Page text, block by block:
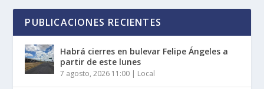
PUBLICACIONES RECIENTES
Habrá cierres en bulevar Felipe Ángeles a
partir de este lunes
7 agosto, 2026 11:00 | Local